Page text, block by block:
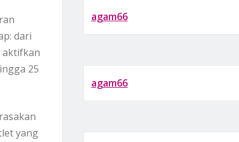
dari
aktifkan
25
yang
agam66
agam66